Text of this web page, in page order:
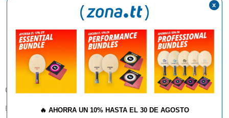
02.07.2014
Estimados; 🔥 AHORRA UN 10% HASTA EL 30 DE AGOSTO
x